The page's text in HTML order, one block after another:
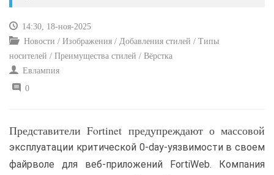
ИНТЕРНЕТ И СВЯЗЬ
14:30, 18-ноя-2025
Новости / Изображения / Добавления стилей / Типы
носителей / Преимущества стилей / Вёрстка
Евлампия
0
Представители Fortinet предупреждают о массовой
эксплуатации критической 0-day-уязвимости в своем
файрволе для веб-приложений FortiWeb. Компания